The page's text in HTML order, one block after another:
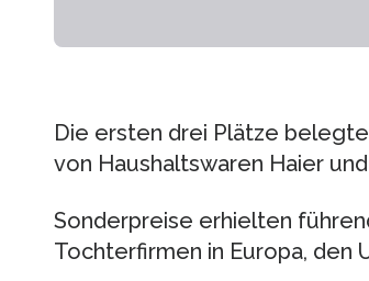
Die ersten drei Plätze
von Haushaltswaren Haier
Sonderpreise erhielten
Tochterfirmen in Europa, den